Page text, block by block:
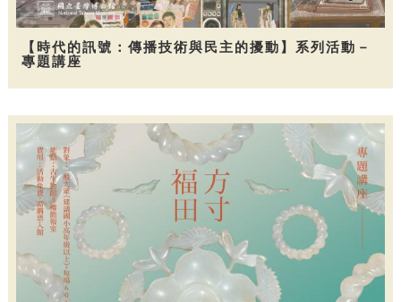
【時代的訊號：傳播技術與民主的擾動】系列活動－
專題講座